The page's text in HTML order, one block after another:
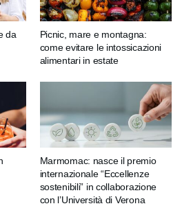
da
Picnic, mare e montagna:
come evitare le intossicazioni
alimentari in estate
Marmomac: nasce il premio
internazionale “Eccellenze
sostenibili” in collaborazione
con l’Università di Verona